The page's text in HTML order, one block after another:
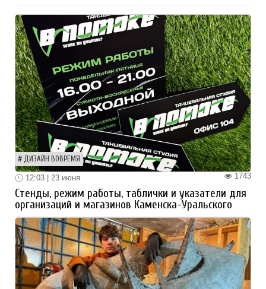
ДИЗАЙН ВОВРЕМЯ
1743
12:03 | 23 июня
Стенды, режим работы, таблички и указатели для
организаций и магазинов Каменска-Уральского